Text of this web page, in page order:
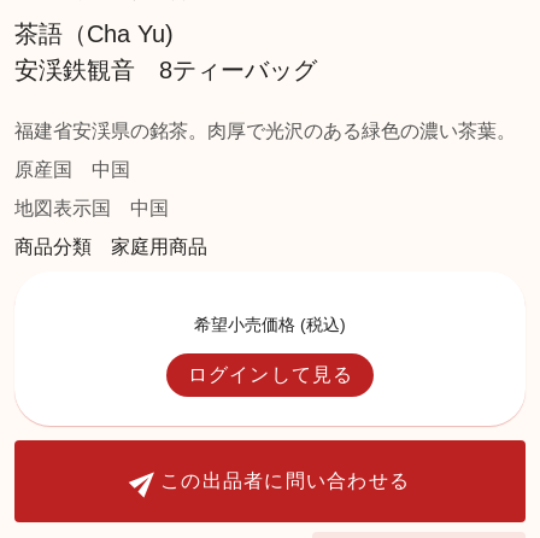
茶語（Cha Yu)
安渓鉄観音 8ティーバッグ
福建省安渓県の銘茶。肉厚で光沢のある緑色の濃い茶葉。
原産国
中国
地図表示国
中国
商品分類 家庭用商品
希望小売価格 (税込)
ログインして見る
この出品者に問い合わせる